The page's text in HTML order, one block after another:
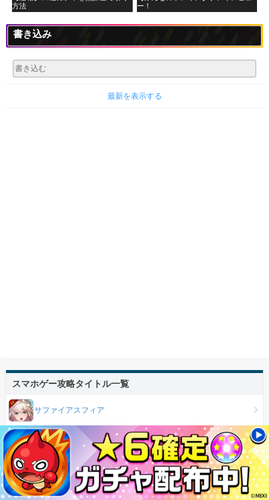
方法
ー！
書き込み
最新を表示する
スマホゲー攻略タイトル一覧
サファイアスフィア
ドルフィンウェーブ
ファンキルスリスタ